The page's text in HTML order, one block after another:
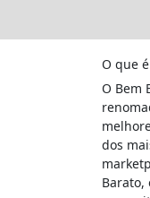
O que
O Bem
dos
Barato,